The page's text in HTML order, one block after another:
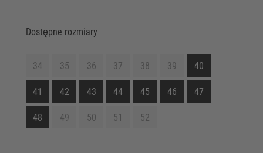
Dostępne rozmiary
34 35 36 37 38 39 40
41 42 43 44 45 46 47
48 49 50 51 52